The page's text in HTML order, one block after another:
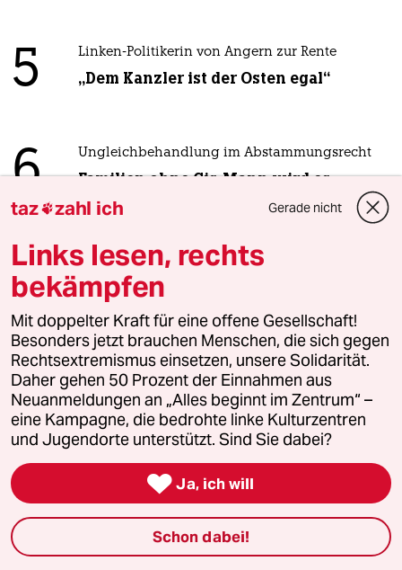
5 Linken-Politikerin von Angern zur Rente
„Dem Kanzler ist der Osten egal“
6 Ungleichbehandlung im Abstammungsrecht
Familien ohne Cis-Mann wird es
schwer gemacht
taz
Folgen Sie uns
Ressorts
Öko
Gesellschaft
taz zahl ich Gerade nicht
Links lesen, rechts
bekämpfen
Mit doppelter Kraft für eine offene Gesellschaft!
Besonders jetzt brauchen Menschen, die sich gegen
Rechtsextremismus einsetzen, unsere Solidarität.
Daher gehen 50 Prozent der Einnahmen aus
Neuanmeldungen an „Alles beginnt im Zentrum“ –
eine Kampagne, die bedrohte linke Kulturzentren
und Jugendorte unterstützt. Sind Sie dabei?
 Ja, ich will
Schon dabei!